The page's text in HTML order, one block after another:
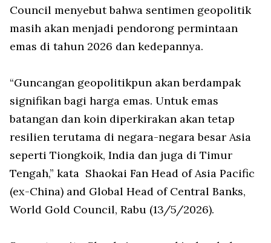
Council menyebut bahwa sentimen geopolitik
masih akan menjadi pendorong permintaan
emas di tahun 2026 dan kedepannya.
“Guncangan geopolitikpun akan berdampak
signifikan bagi harga emas. Untuk emas
batangan dan koin diperkirakan akan tetap
resilien terutama di negara-negara besar Asia
seperti Tiongkoik, India dan juga di Timur
Tengah,” kata Shaokai Fan Head of Asia Pacific
(ex-China) and Global Head of Central Banks,
World Gold Council, Rabu (13/5/2026).